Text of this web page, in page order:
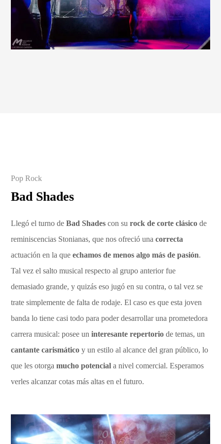
Pop Rock
Bad Shades
Llegó el turno deBad Shades con surock de corte clásico de
reminiscencias Stonianas, que nos ofreció unacorrecta
actuación en la queechamos de menos algo más de pasión.
Tal vez el salto musical respecto al grupo anterior fue
demasiado grande, y quizás eso jugó en su contra, o tal vez se
trate simplemente de falta de rodaje. El caso es que esta joven
banda lo tiene casi todo para poder desarrollar una prometedora
carrera musical: posee uninteresante repertorio de temas, un
cantante carismático y un estilo al alcance del gran público, lo
que les otorgamucho potencial a nivel comercial. Esperamos
verles alcanzar cotas más altas en el futuro.